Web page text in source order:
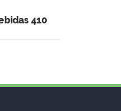
410